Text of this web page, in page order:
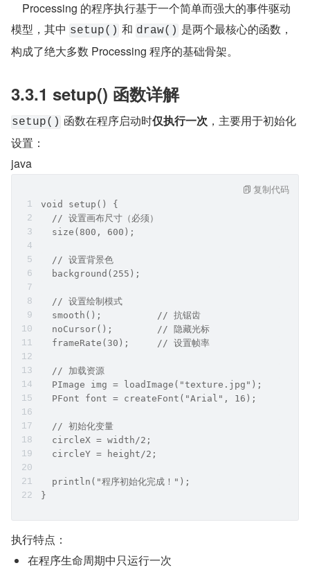
模型，其中 setup() 和 draw() 是两个最核心的函数，
构成了绝大多数 Processing 程序的基础骨架。
3.3.1 setup() 函数详解
setup() 函数在程序启动时仅执行一次 ，主要用于初始化
设置：
java
void setup() {
  // 设置画布尺寸（必须）
  size(800, 600);
  // 设置背景色
  background(255);
  // 设置绘制模式
  smooth();          // 抗锯齿
  noCursor();        // 隐藏光标
  frameRate(30);     // 设置帧率
  // 加载资源
  PImage img = loadImage("texture.jpg");
  PFont font = createFont("Arial", 16);
  // 初始化变量
  circleX = width/2;
  circleY = height/2;
  println("程序初始化完成！");
}
复制代码
执行特点：
在程序生命周期中只运行一次